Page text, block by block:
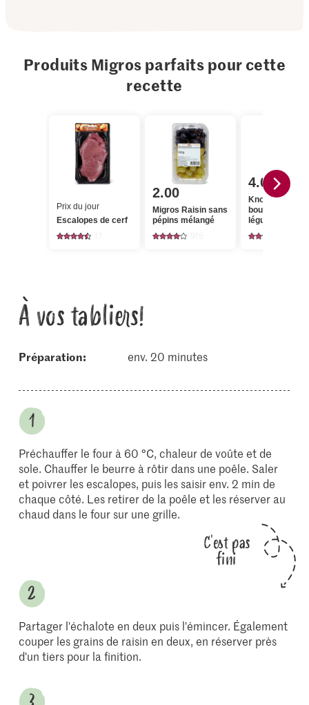
Produits Migros parfaits pour cette
recette
Prix du jour
Escalopes de cerf
2.00
Migros Raisin sans
pépins mélangé
4.00
Knorr Cubes
bouillon de
légumes
À vos tabliers!
Préparation: env. 20 minutes
Préchauffer le four à 60 °C, chaleur de voûte et de
sole. Chauffer le beurre à rôtir dans une poêle. Saler
et poivrer les escalopes, puis les saisir env. 2 min de
chaque côté. Les retirer de la poêle et les réserver au
chaud dans le four sur une grille.
C'est pas
fini
Partager l'échalote en deux puis l'émincer. Également
couper les grains de raisin en deux, en réserver près
d'un tiers pour la finition.